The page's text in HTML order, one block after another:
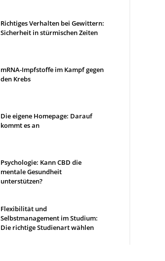
Richtiges Verhalten bei Gewittern:
Sicherheit in stürmischen Zeiten
mRNA-Impfstoffe im Kampf gegen
den Krebs
Die eigene Homepage: Darauf
kommt es an
Psychologie: Kann CBD die
mentale Gesundheit
unterstützen?
Flexibilität und
Selbstmanagement im Studium:
Die richtige Studienart wählen